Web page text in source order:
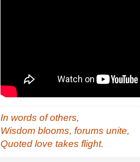
In words of others,
Wisdom blooms, forums unite,
Quoted love takes flight.